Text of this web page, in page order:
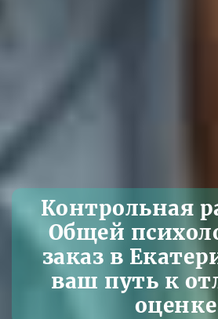
Контрольная
Общей
заказ в
ваш путь к
оценке